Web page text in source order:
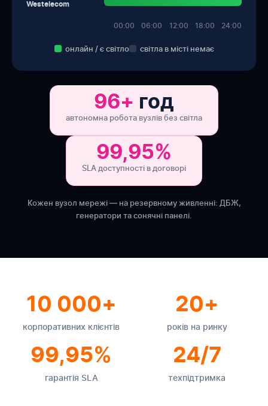
Westelecom
00:00 06:00 12:00 18:00 24:00
онлайн / є світло світла в місті немає
96+ год
автономна робота вузлів без світла
99,95%
SLA доступності в договорі
Кожен вузол мережі — на резервному живленні: ДБЖ,
генератори та сонячні панелі.
10 000+
корпоративних клієнтів
20+
років на ринку
99,95%
гарантія SLA
24/7
техпідтримка